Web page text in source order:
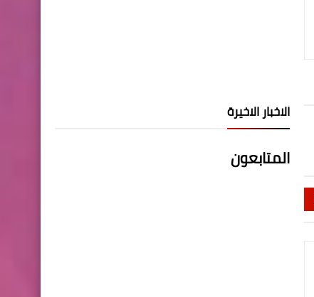
الاخبار الاخيرة
المتابعون